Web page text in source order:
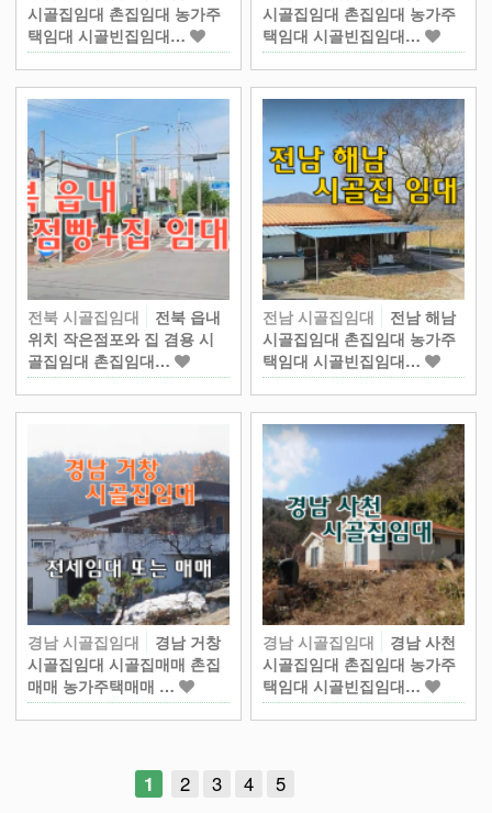
시골집임대 촌집임대 농가주
택임대 시골빈집임대…
시골집임대 촌집임대 농가주
택임대 시골빈집임대…
전북 시골집임대
전북 읍내
위치 작은점포와 집 겸용 시
골집임대 촌집임대…
전남 시골집임대
전남 해남
시골집임대 촌집임대 농가주
택임대 시골빈집임대…
경남 시골집임대
경남 거창
시골집임대 시골집매매 촌집
매매 농가주택매매 …
경남 시골집임대
경남 사천
시골집임대 촌집임대 농가주
택임대 시골빈집임대…
1 2 3 4 5